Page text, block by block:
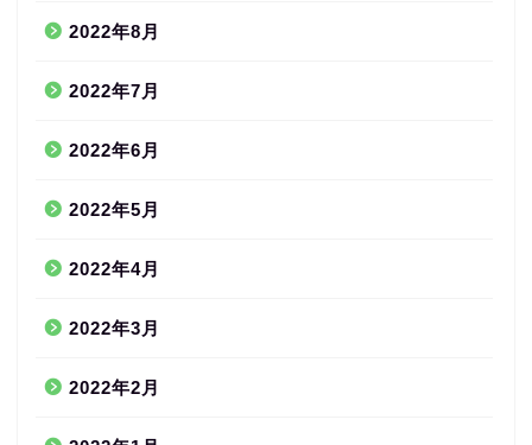
2022年8月
2022年7月
2022年6月
2022年5月
2022年4月
2022年3月
2022年2月